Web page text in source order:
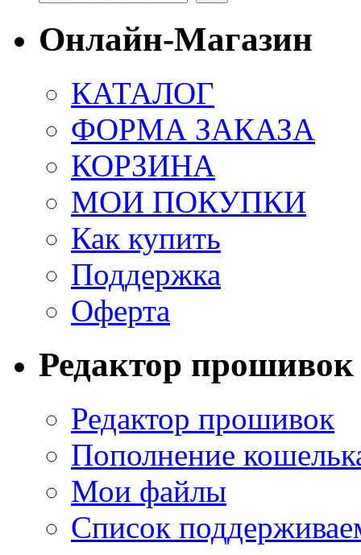
Онлайн-Магазин
КАТАЛОГ
ФОРМА ЗАКАЗА
КОРЗИНА
МОИ ПОКУПКИ
Как купить
Поддержка
Оферта
Редактор прошивок
Редактор прошивок
Пополнение
Мои файлы
Список